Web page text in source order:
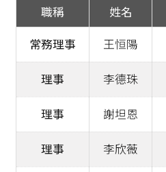
職稱 姓名
常務理事 王恒陽
理事 李德珠
理事 謝坦恩
理事 李欣薇